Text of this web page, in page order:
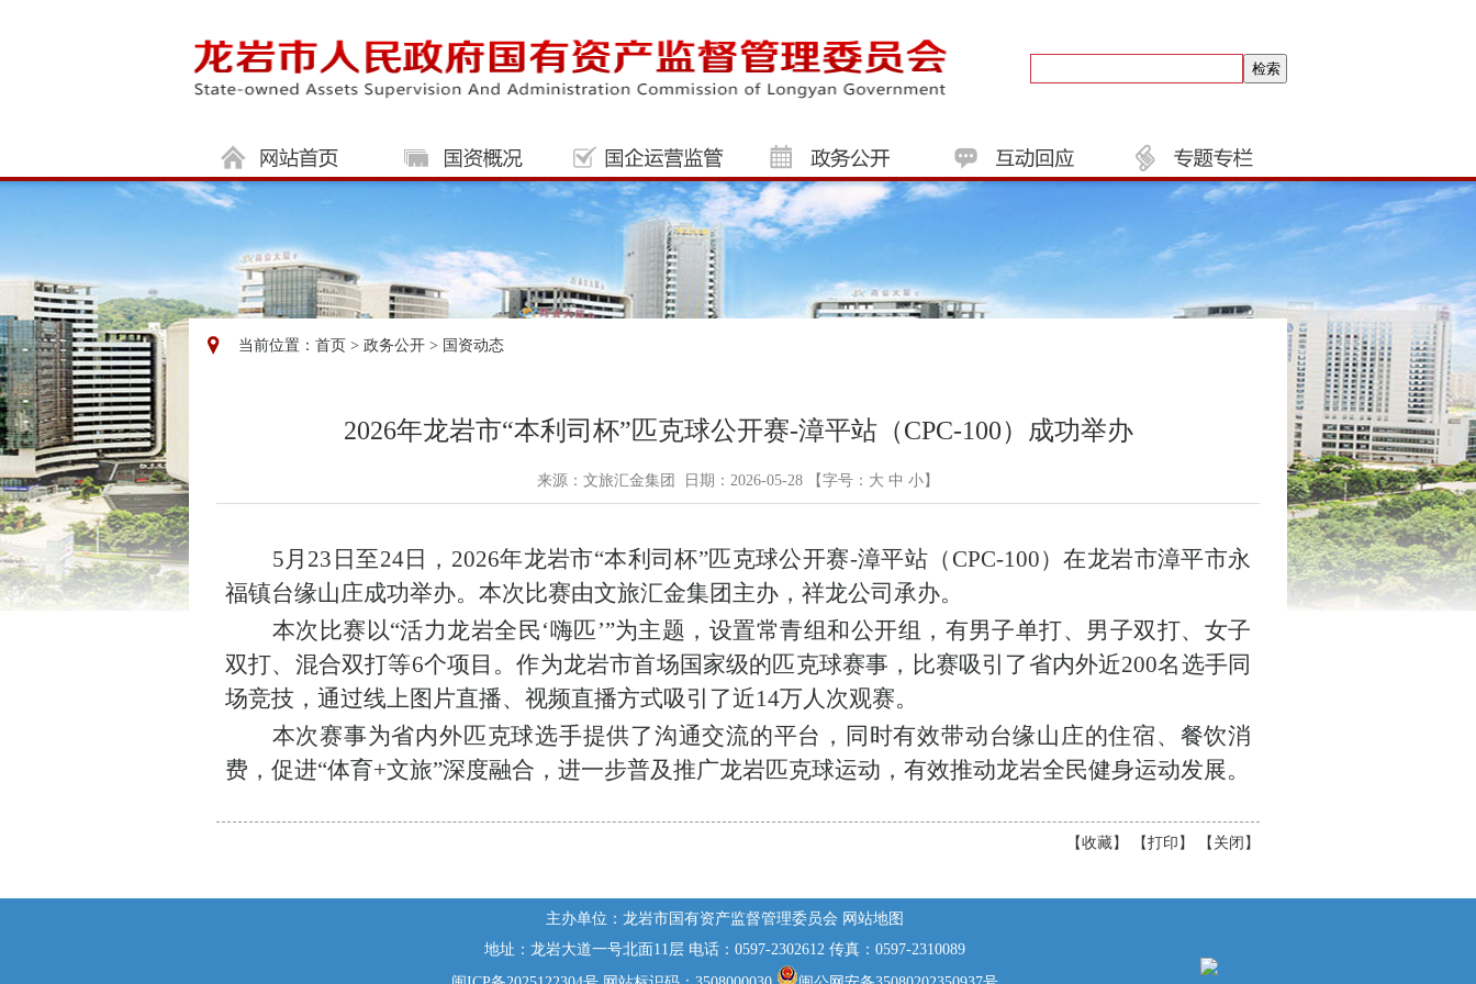
当前位置： 首页 > 政务公开 > 国资动态
2026年龙岩市“本利司杯”匹克球公开赛-漳平站（CPC-100）成功举办
来源：文旅汇金集团 日期：2026-05-28 【字号： 大 中 小 】
5月 23 日至24日 ， 2026年龙岩市“本利司杯”匹克球公开赛-漳平站（ CPC-100）在龙岩市漳平市永
福镇台缘山庄成功举办。 本次比赛由文旅汇金集团主办， 祥龙公司 承办。
本次 比赛 以“活力龙岩全民‘嗨匹’”为主题，设置常青组和公开组 ， 有男子单打、男子双打、女子
双打、混合双打等6个项目。作为龙岩市首场国家级的匹克球赛事， 比赛吸引了省内外近200名选手同
场竞技 ， 通过线上图片直播、视频直播方式吸引 了近14万人次观赛。
本次赛事为省内外匹克球选手提供了沟通交流的平台， 同时有效带动台缘山庄的住宿、餐饮消
费，促进“体育+文旅”深度融合，进一步普及推广龙岩匹克球运动 ， 有效推动龙岩全民健身运动发展。
【收藏】 【打印 】 【 关闭 】